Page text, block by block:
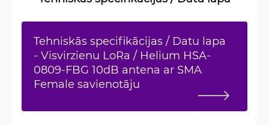
Tehniskās specifikācijas / Datu lapa
- Visvirzienu LoRa / Helium HSA-
0809-FBG 10dB antena ar SMA
Female savienotāju